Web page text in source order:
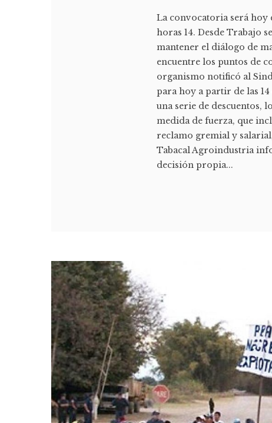
La convocatoria será hoy
horas 14. Desde Trabajo
mantener el diálogo de
encuentre los puntos de
organismo notificó al
para hoy a partir de las
una serie de descuentos,
medida de fuerza, que
reclamo gremial y
Tabacal Agroindustria
decisión propia...